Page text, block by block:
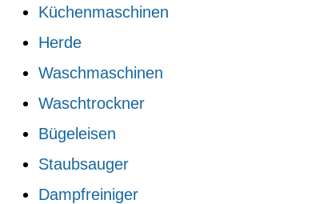
Küchenmaschinen
Herde
Waschmaschinen
Waschtrockner
Bügeleisen
Staubsauger
Dampfreiniger